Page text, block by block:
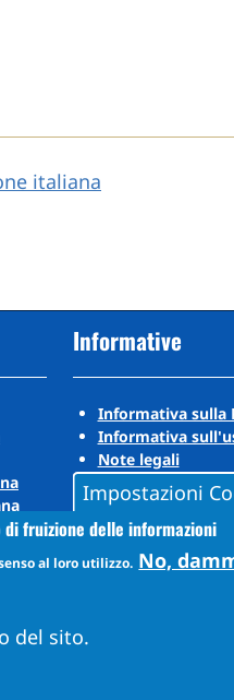
italiana
Informative
Informativa sulla
Informativa
Note legali
Impostazioni
fruizione delle informazioni
al loro utilizzo. No,
del sito.